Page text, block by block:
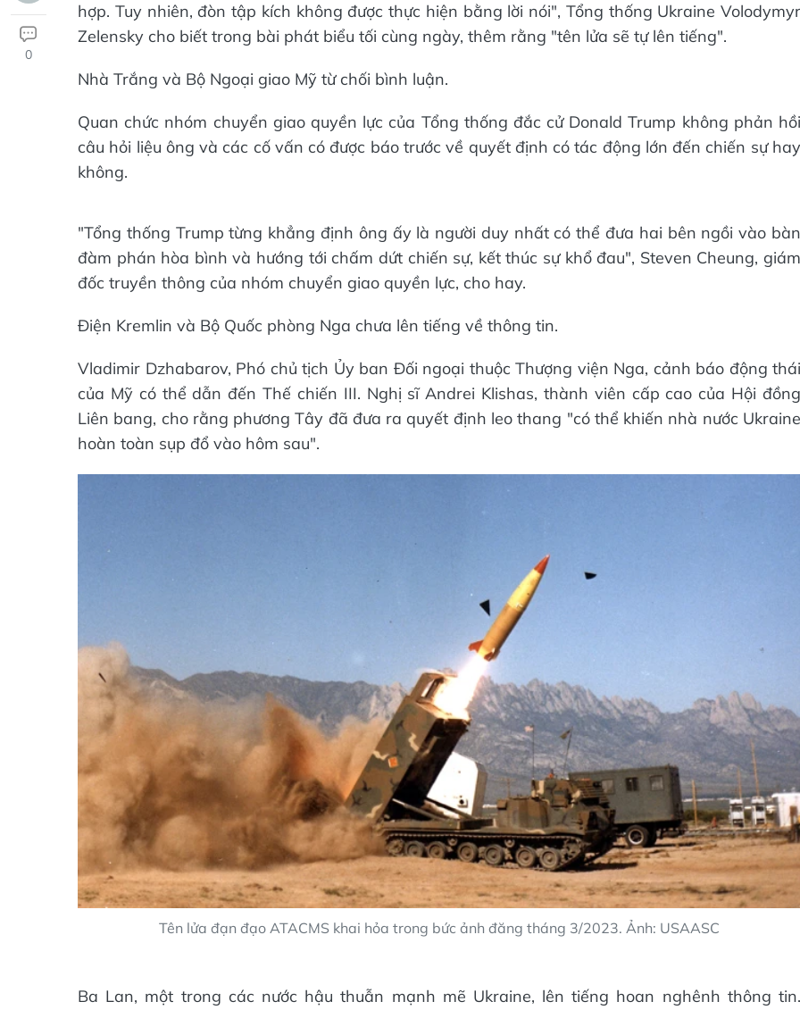
0
hợp. Tuy nhiên, đòn tập kích không được thực hiện bằng lời nói", Tổng thống Ukraine Volodymyr
Zelensky cho biết trong bài phát biểu tối cùng ngày, thêm rằng "tên lửa sẽ tự lên tiếng".
Nhà Trắng và Bộ Ngoại giao Mỹ từ chối bình luận.
Quan chức nhóm chuyển giao quyền lực của Tổng thống đắc cử Donald Trump không phản hồi
câu hỏi liệu ông và các cố vấn có được báo trước về quyết định có tác động lớn đến chiến sự hay
không.
"Tổng thống Trump từng khẳng định ông ấy là người duy nhất có thể đưa hai bên ngồi vào bàn
đàm phán hòa bình và hướng tới chấm dứt chiến sự, kết thúc sự khổ đau", Steven Cheung, giám
đốc truyền thông của nhóm chuyển giao quyền lực, cho hay.
Điện Kremlin và Bộ Quốc phòng Nga chưa lên tiếng về thông tin.
Vladimir Dzhabarov, Phó chủ tịch Ủy ban Đối ngoại thuộc Thượng viện Nga, cảnh báo động thái
của Mỹ có thể dẫn đến Thế chiến III. Nghị sĩ Andrei Klishas, thành viên cấp cao của Hội đồng
Liên bang, cho rằng phương Tây đã đưa ra quyết định leo thang "có thể khiến nhà nước Ukraine
hoàn toàn sụp đổ vào hôm sau".
Tên lửa đạn đạo ATACMS khai hỏa trong bức ảnh đăng tháng 3/2023. Ảnh: USAASC
Ba Lan, một trong các nước hậu thuẫn mạnh mẽ Ukraine, lên tiếng hoan nghênh thông tin.